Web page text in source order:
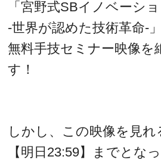
「宮野式SBイノベーシ
‐世界が認めた技術革命‐
無料手技セミナー映像を
す！
しかし、この映像を見れ
【明日23:59】までとな